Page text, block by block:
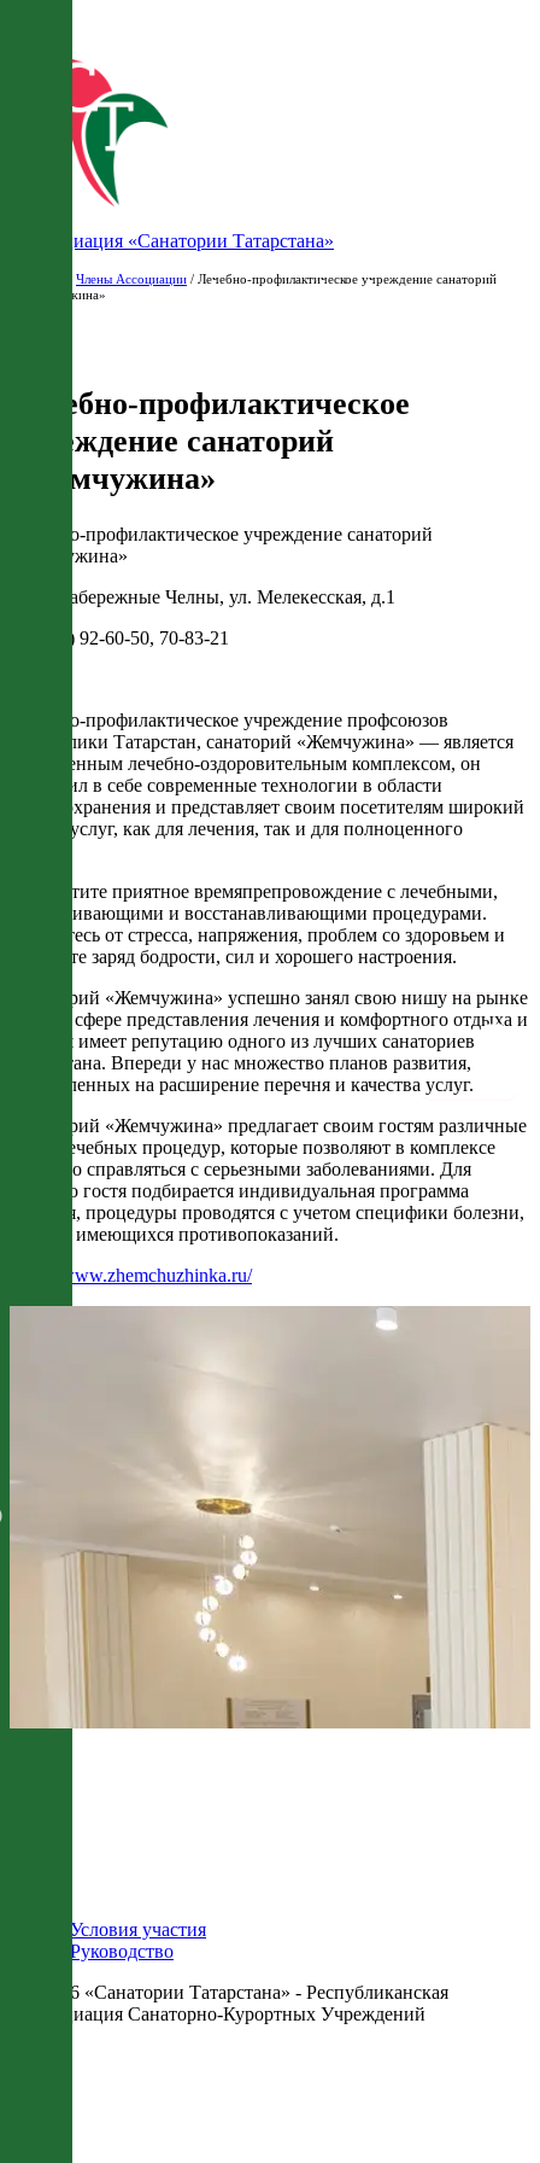
Ассоциация «Санатории Татарстана»
Члены Ассоциации / Лечебно-профилактическое учреждение санаторий
«Жемчужина»
Лечебно-профилактическое
учреждение санаторий
«Жемчужина»
Лечебно-профилактическое учреждение санаторий
«Жемчужина»
РТ, г. Набережные Челны, ул. Мелекесская, д.1
8 (8552) 92-60-50, 70-83-21
Лечебно-профилактическое учреждение профсоюзов
Республики Татарстан, санаторий «Жемчужина» — является
современным лечебно-оздоровительным комплексом, он
воплотил в себе современные технологии в области
здравоохранения и представляет своим посетителям широкий
спектр услуг, как для лечения, так и для полноценного
Совместите приятное времяпрепровождение с лечебными,
омолаживающими и восстанавливающими процедурами.
Избавьтесь от стресса, напряжения, проблем со здоровьем и
получите заряд бодрости, сил и хорошего настроения.
Санаторий «Жемчужина» успешно занял свою нишу на рынке
услуг в сфере представления лечения и комфортного отдыха и
сегодня имеет репутацию одного из лучших санаториев
Татарстана. Впереди у нас множество планов развития,
направленных на расширение перечня и качества услуг.
Санаторий «Жемчужина» предлагает своим гостям различные
виды лечебных процедур, которые позволяют в комплексе
успешно справляться с серьезными заболеваниями. Для
каждого гостя подбирается индивидуальная программа
лечения, процедуры проводятся с учетом специфики болезни,
а также имеющихся противопоказаний.
https://www.zhemchuzhinka.ru/
Условия участия
Руководство
© 2026 «Санатории Татарстана» - Республиканская
Ассоциация Санаторно-Курортных Учреждений